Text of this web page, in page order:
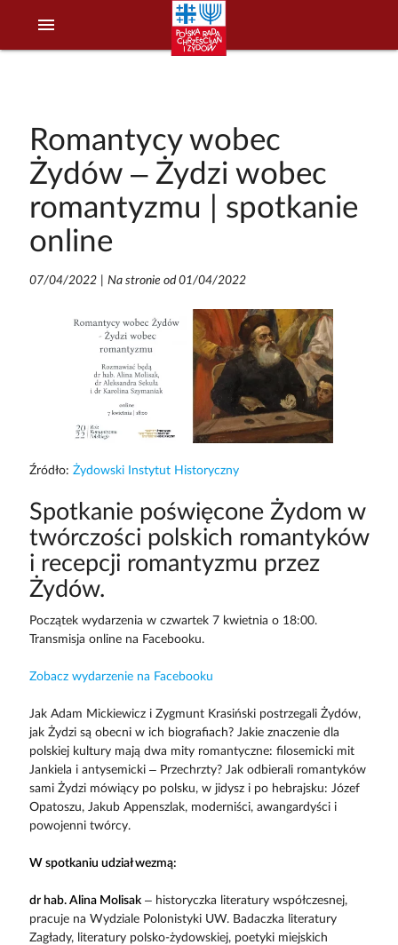
menu
Romantycy wobec
Żydów – Żydzi wobec
romantyzmu | spotkanie
online
07/04/2022| Na stronie od 01/04/2022
Źródło: Żydowski Instytut Historyczny
Spotkanie poświęcone Żydom w
twórczości polskich romantyków
i recepcji romantyzmu przez
Żydów.
Początek wydarzenia w czwartek 7 kwietnia o 18:00.
Transmisja online na Facebooku.
Zobacz wydarzenie na Facebooku
Jak Adam Mickiewicz i Zygmunt Krasiński postrzegali Żydów,
jak Żydzi są obecni w ich biografiach? Jakie znaczenie dla
polskiej kultury mają dwa mity romantyczne: filosemicki mit
Jankiela i antysemicki – Przechrzty? Jak odbierali romantyków
sami Żydzi mówiący po polsku, w jidysz i po hebrajsku: Józef
Opatoszu, Jakub Appenszlak, moderniści, awangardyści i
powojenni twórcy.
W spotkaniu udział wezmą:
dr hab. Alina Molisak– historyczka literatury współczesnej,
pracuje na Wydziale Polonistyki UW. Badaczka literatury
Zagłady, literatury polsko-żydowskiej, poetyki miejskich